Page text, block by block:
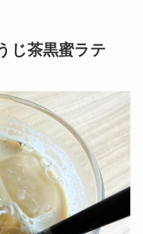
じ茶黒蜜ラテ